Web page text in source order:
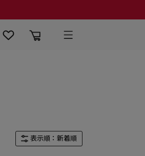
表示順：新着順